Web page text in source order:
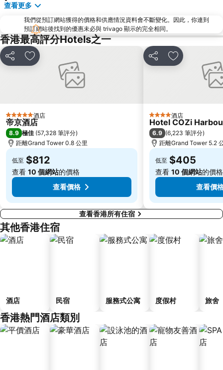
羅湖
North Point Metro Station
中環
Cheung Chau
羅湖口岸
Sheung Wan Metro Station
Tsing Yi Metro Station
寶安區
Causeway Bay Metro Station
深圳野生動物園
大梅沙海濱公園
皇崗口岸
Lamma Island
香港屯門
Tin Hau Metro Station
九龍塘
金銀島酒店站
查看更多
我們從預訂網站獲得的價格和供應情況資料會不斷變化。因此，你連到
預訂網站後找到的優惠未必與 trivago 顯示的完全相同。
香港最高評分Hotels之一
分享 放到收藏夾
5 星級 酒店
帝京酒店
8.9 極佳 (57,328 筆評分)
距離Grand Tower 0.8 公里
低至 $812
查看 10 個網站的價格
查看價格
分享 放到收藏夾
4 星級 酒店
Hotel COZi
6.9 (6,223 筆評分)
距離Grand Tower 5.2
低至 $405
查看 10 個網站的價格
查看價
查看香港所有住宿
其他香港住宿
酒店 民宿 服務式公寓 度假村 旅舍
香港熱門酒店類別